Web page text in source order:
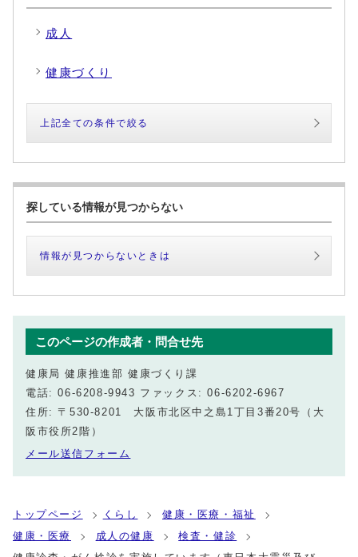
成人
健康づくり
上記全ての条件で絞る
探している情報が見つからない
情報が見つからないときは
このページの作成者・問合せ先
健康局 健康推進部 健康づくり課
電話: 06-6208-9943 ファックス: 06-6202-6967
住所: 〒530-8201 大阪市北区中之島1丁目3番20号（大
阪市役所2階）
メール送信フォーム
トップページ くらし
健康・医療・福祉
健康・医療
成人の健康
検査・健診